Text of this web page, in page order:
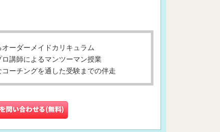
ーダーメイドカリキュラム
講師によるマンツーマン授業
ーチングを通した受験までの伴走